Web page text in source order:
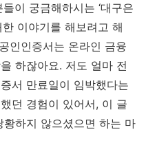
이 궁금해하시는 ‘대구은
이야기를 해보려고 해
인인증서는 온라인 금융
하잖아요. 저도 얼마 전
서 만료일이 임박했다는
던 경험이 있어서, 이 글
하지 않으셨으면 하는 마